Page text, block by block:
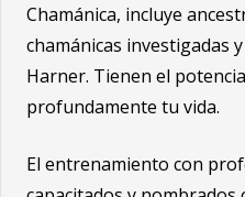
Chamánica, incluye
chamánicas investigadas
Harner. Tienen el
profundamente tu vida.
El entrenamiento con